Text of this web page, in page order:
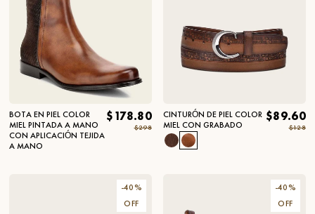
BOTA EN PIEL COLOR
MIEL PINTADA A MANO
CON APLICACIÓN TEJIDA
A MANO
$178.80
$298
CINTURÓN DE PIEL COLOR
MIEL CON GRABADO
$89.60
$128
-40%
OFF
-40%
OFF